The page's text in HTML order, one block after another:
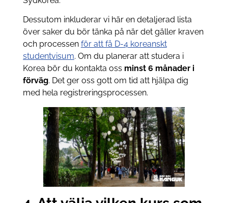
Dessutom inkluderar vi här en detaljerad lista
över saker du bör tänka på när det gäller kraven
och processen för att få D-4 koreanskt
studentvisum. Om du planerar att studera i
Korea bör du kontakta oss minst 6 månader i
förväg. Det ger oss gott om tid att hjälpa dig
med hela registreringsprocessen.